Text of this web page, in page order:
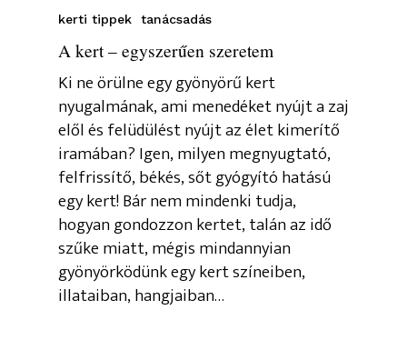
kerti tippek tanácsadás
A kert – egyszerűen szeretem
Ki ne örülne egy gyönyörű kert
nyugalmának, ami menedéket nyújt a zaj
elől és felüdülést nyújt az élet kimerítő
iramában? Igen, milyen megnyugtató,
felfrissítő, békés, sőt gyógyító hatású
egy kert! Bár nem mindenki tudja,
hogyan gondozzon kertet, talán az idő
szűke miatt, mégis mindannyian
gyönyörködünk egy kert színeiben,
illataiban, hangjaiban…